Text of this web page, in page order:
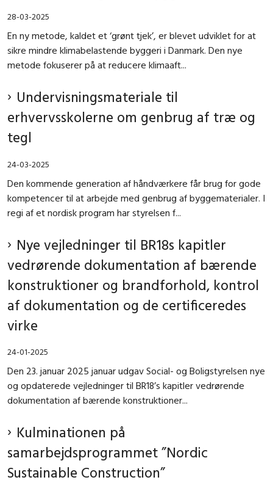
28-03-2025
En ny metode, kaldet et ‘grønt tjek’, er blevet udviklet for at
sikre mindre klimabelastende byggeri i Danmark. Den nye
metode fokuserer på at reducere klimaaft...
Undervisningsmateriale til
erhvervsskolerne om genbrug af træ og
tegl
24-03-2025
Den kommende generation af håndværkere får brug for gode
kompetencer til at arbejde med genbrug af byggematerialer. I
regi af et nordisk program har styrelsen f...
Nye vejledninger til BR18s kapitler
vedrørende dokumentation af bærende
konstruktioner og brandforhold, kontrol
af dokumentation og de certificeredes
virke
24-01-2025
Den 23. januar 2025 januar udgav Social- og Boligstyrelsen nye
og opdaterede vejledninger til BR18’s kapitler vedrørende
dokumentation af bærende konstruktioner...
Kulminationen på
samarbejdsprogrammet ”Nordic
Sustainable Construction”